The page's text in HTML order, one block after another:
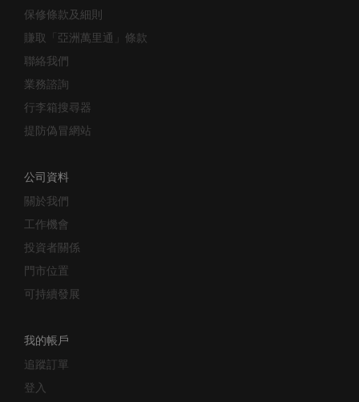
保修條款及細則
賺取「亞洲萬里通」條款
聯絡我們
業務諮詢
行李箱搜尋器
提防偽冒網站
公司資料
關於我們
工作機會
投資者關係
門市位置
可持續發展
我的帳戶
追蹤訂單
登入